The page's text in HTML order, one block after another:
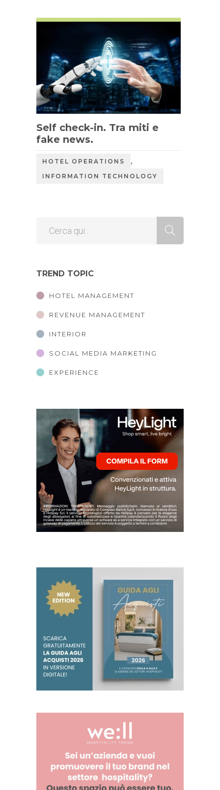
Self check-in. Tra miti e
fake news.
HOTEL OPERATIONS ,
INFORMATION TECHNOLOGY
TREND TOPIC
HOTEL MANAGEMENT
REVENUE MANAGEMENT
INTERIOR
SOCIAL MEDIA MARKETING
EXPERIENCE